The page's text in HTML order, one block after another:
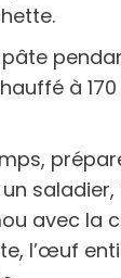
à
avec la
l’œuf